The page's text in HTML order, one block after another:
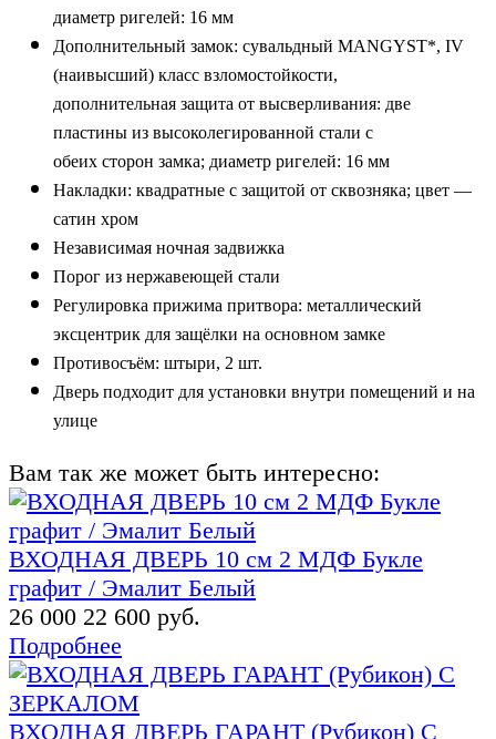
диаметр ригелей: 16 мм
Дополнительный замок: сувальдный MANGYST*, IV
(наивысший) класс взломостойкости,
дополнительная защита от высверливания: две
пластины из высоколегированной стали с
обеих сторон замка; диаметр ригелей: 16 мм
Накладки: квадратные с защитой от сквозняка; цвет —
сатин хром
Независимая ночная задвижка
Порог из нержавеющей стали
Регулировка прижима притвора: металлический
эксцентрик для защёлки на основном замке
Противосъём: штыри, 2 шт.
Дверь подходит для установки внутри помещений и на
улице
Вам так же может быть интересно:
ВХОДНАЯ ДВЕРЬ 10 см 2 МДФ Букле
графит / Эмалит Белый
26 000 22 600 руб.
Подробнее
ВХОДНАЯ ДВЕРЬ ГАРАНТ (Рубикон) С